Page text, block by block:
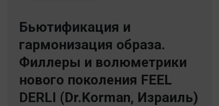
Бьютификация и
гармонизация образа.
Филлеры и волюметрики
нового поколения FEEL
DERLI (Dr.Korman, Израиль)